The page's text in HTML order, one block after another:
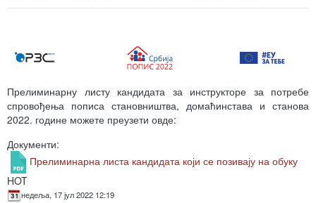
Прелиминарну листу кандидата за инструкторе за потребе
спровођења пописа становништва, домаћинстава и станова
2022. године можете преузети овде:
Документи:
Прелиминарна листа кандидата који се позивају на обуку
HOT
недеља, 17 јул 2022 12:19